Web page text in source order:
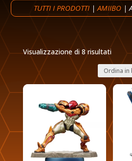
TUTTI I PRODOTTI |AMIIBO |
Visualizzazione di 8 risultatiOrdina
in
base
al